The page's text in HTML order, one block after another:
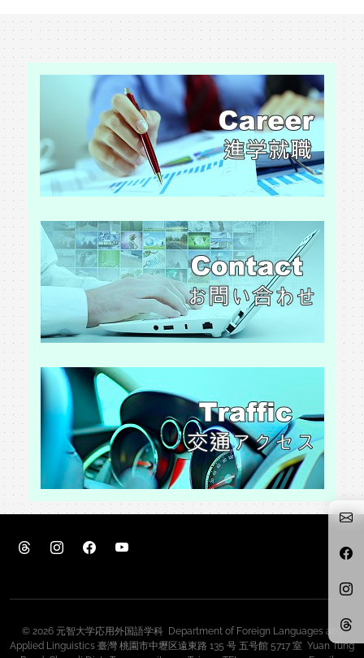
© 2026 元智大学応用外国語学科 Department of Foreign Languages and
Applied Linguistics 臺灣 桃園市中壢区遠東路 135 号 五号館 5717 室 Yuan Tung